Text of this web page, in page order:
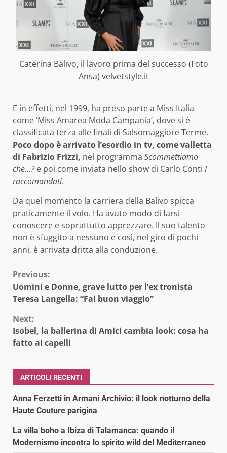
Caterina Balivo, il lavoro prima del successo (Foto
Ansa) velvetstyle.it
E in effetti, nel 1999, ha preso parte a Miss Italia
come ‘Miss Amarea Moda Campania’, dove si è
classificata terza alle finali di Salsomaggiore Terme.
Poco dopo è arrivato l’esordio in tv, come valletta
di Fabrizio Frizzi, nel programma Scommettiamo
che…?e poi come inviata nello show di Carlo Conti I
raccomandati.
Da quel momento la carriera della Balivo spicca
praticamente il volo. Ha avuto modo di farsi
conoscere e soprattutto apprezzare. Il suo talento
non è sfuggito a nessuno e così, nel giro di pochi
anni, è arrivata dritta alla conduzione.
Continue
Reading
Previous:
Uomini e Donne, grave lutto per l’ex tronista
Teresa Langella: “Fai buon viaggio”
Next:
Isobel, la ballerina di Amici cambia look: cosa ha
fatto ai capelli
ARTICOLI RECENTI
Anna Ferzetti in Armani Archivio: il look notturno della
Haute Couture parigina
La villa boho a Ibiza di Talamanca: quando il
Modernismo incontra lo spirito wild del Mediterraneo